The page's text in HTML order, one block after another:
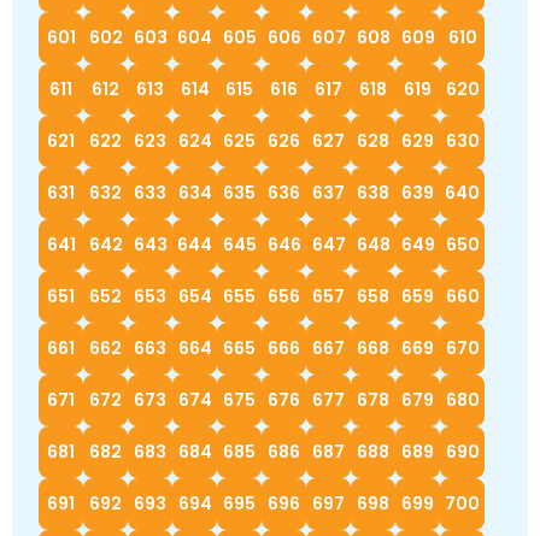
601 602 603 604 605 606 607 608 609 610
611 612 613 614 615 616 617 618 619 620
621 622 623 624 625 626 627 628 629 630
631 632 633 634 635 636 637 638 639 640
641 642 643 644 645 646 647 648 649 650
651 652 653 654 655 656 657 658 659 660
661 662 663 664 665 666 667 668 669 670
671 672 673 674 675 676 677 678 679 680
681 682 683 684 685 686 687 688 689 690
691 692 693 694 695 696 697 698 699 700